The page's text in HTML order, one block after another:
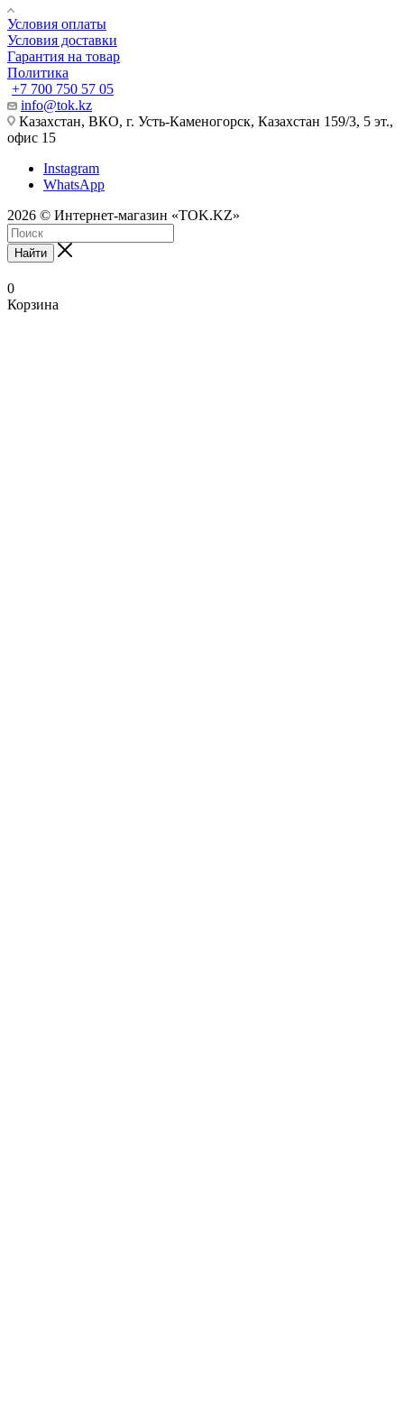
Условия оплаты
Условия доставки
Гарантия на товар
Политика
+7 700 750 57 05
info@tok.kz
Казахстан, ВКО, г. Усть-Каменогорск, Казахстан 159/3, 5 эт.,
офис 15
Instagram
WhatsApp
2026 © Интернет-магазин «TOK.KZ»
Найти
0
Корзина